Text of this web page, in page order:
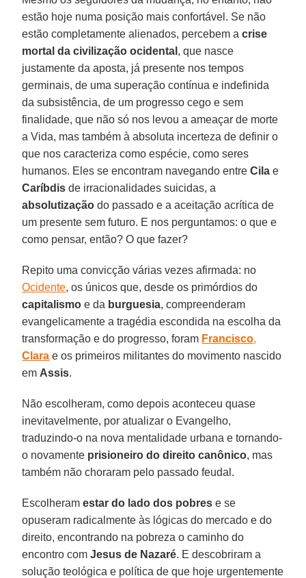
estão hoje numa posição mais confortável. Se não
estão completamente alienados, percebem acrise
mortal da civilização ocidental , que nasce
justamente da aposta, já presente nos tempos
germinais, de uma superação contínua e indefinida
da subsistência, de um progresso cego e sem
finalidade, que não só nos levou a ameaçar de morte
a Vida, mas também à absoluta incerteza de definir o
que nos caracteriza como espécie, como seres
humanos. Eles se encontram navegando entreCila e
Caríbdis de irracionalidades suicidas, a
absolutização do passado e a aceitação acrítica de
um presente sem futuro. E nos perguntamos: o que e
como pensar, então? O que fazer?
Repito uma convicção várias vezes afirmada: no
Ocidente, os únicos que, desde os primórdios do
capitalismo e da burguesia, compreenderam
evangelicamente a tragédia escondida na escolha da
transformação e do progresso, foram Francisco,
Clara e os primeiros militantes do movimento nascido
em Assis.
Não escolheram, como depois aconteceu quase
inevitavelmente, por atualizar o Evangelho,
traduzindo-o na nova mentalidade urbana e tornando-
o novamente prisioneiro do direito canônico, mas
também não choraram pelo passado feudal.
Escolheramestar do lado dos pobres e se
opuseram radicalmente às lógicas do mercado e do
direito, encontrando na pobreza o caminho do
encontro comJesus de Nazaré. E descobriram a
solução teológica e política de que hoje urgentemente